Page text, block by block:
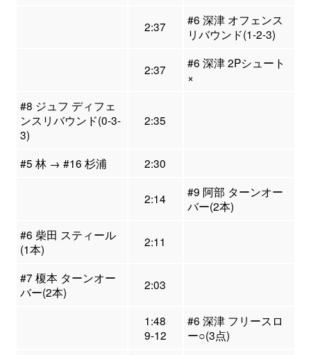
2:37
#6 深津 オフェンス
リバウンド(1-2-3)
2:37
#6 深津 2Pシュート
×
#8 ジュフ ディフェ
ンスリバウンド(0-3-
3)
2:35
#5 林 → #16 杉浦 2:30
2:14
#9 阿部 ターンオー
バー(2本)
#6 柴田 スティール
(1本)
2:11
#7 榎本 ターンオー
バー(2本)
2:03
1:48
9-12
#6 深津 フリースロ
ー○(3点)